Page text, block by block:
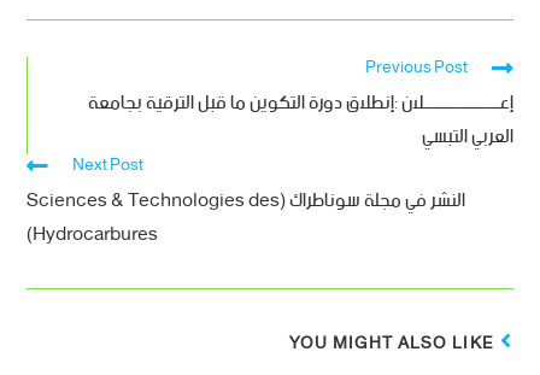
Previous Post
إعـــــــــــــــــــــلان :إنطلاق دورة التكوين ما قبل الترقية بجامعة
العربي التبسي
Next Post
النشر في مجلة سوناطراك (Sciences & Technologies des
Hydrocarbures)
YOU MIGHT ALSO LIKE